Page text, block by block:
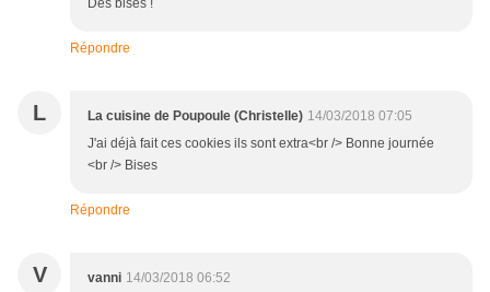
Des bises !
Répondre
L La cuisine de Poupoule (Christelle) 14/03/2018 07:05
J'ai déjà fait ces cookies ils sont extra<br /> Bonne journée
<br /> Bises
Répondre
V vanni 14/03/2018 06:52